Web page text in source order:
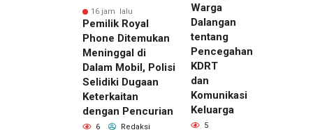
16 jam lalu
Pemilik Royal
Phone Ditemukan
Meninggal di
Dalam Mobil, Polisi
Selidiki Dugaan
Keterkaitan
dengan Pencurian
6 Redaksi
Warga
Dalangan
tentang
Pencegahan
KDRT
dan
Komunikasi
Keluarga
5